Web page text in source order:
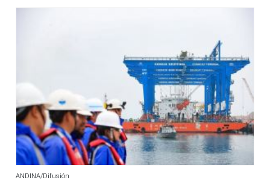
ANDINA/Difusión